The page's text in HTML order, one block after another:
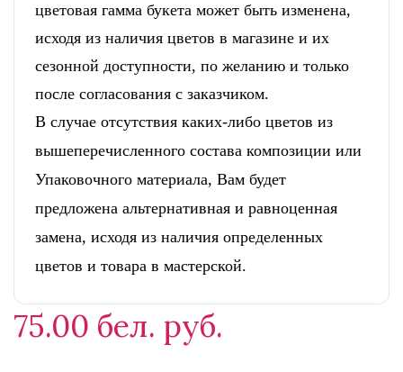
цветовая гамма букета может быть изменена,
исходя из наличия цветов в магазине и их
сезонной доступности, по желанию и только
после согласования с заказчиком.
В случае отсутствия каких-либо цветов из
вышеперечисленного состава композиции или
Упаковочного материала, Вам будет
предложена альтернативная и равноценная
замена, исходя из наличия определенных
цветов и товара в мастерской.
75.00 бел. руб.